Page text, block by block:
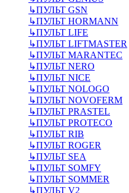
↳ПУЛЬТ GSN
↳ПУЛЬТ HORMANN
↳ПУЛЬТ LIFE
↳ПУЛЬТ LIFTMASTER
↳ПУЛЬТ MARANTEC
↳ПУЛЬТ NERO
↳ПУЛЬТ NICE
↳ПУЛЬТ NOLOGO
↳ПУЛЬТ NOVOFERM
↳ПУЛЬТ PRASTEL
↳ПУЛЬТ PROTECO
↳ПУЛЬТ RIB
↳ПУЛЬТ ROGER
↳ПУЛЬТ SEA
↳ПУЛЬТ SOMFY
↳ПУЛЬТ SOMMER
↳ПУЛЬТ V2